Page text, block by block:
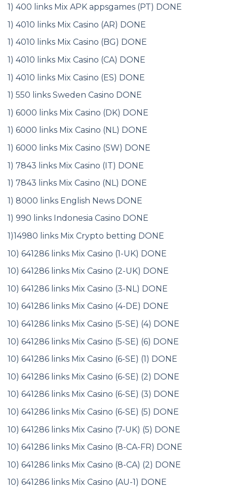
1) 400 links Mix APK appsgames (PT) DONE
1) 4010 links Mix Casino (AR) DONE
1) 4010 links Mix Casino (BG) DONE
1) 4010 links Mix Casino (CA) DONE
1) 4010 links Mix Casino (ES) DONE
1) 550 links Sweden Casino DONE
1) 6000 links Mix Casino (DK) DONE
1) 6000 links Mix Casino (NL) DONE
1) 6000 links Mix Casino (SW) DONE
1) 7843 links Mix Casino (IT) DONE
1) 7843 links Mix Casino (NL) DONE
1) 8000 links English News DONE
1) 990 links Indonesia Casino DONE
1)14980 links Mix Crypto betting DONE
10) 641286 links Mix Casino (1-UK) DONE
10) 641286 links Mix Casino (2-UK) DONE
10) 641286 links Mix Casino (3-NL) DONE
10) 641286 links Mix Casino (4-DE) DONE
10) 641286 links Mix Casino (5-SE) (4) DONE
10) 641286 links Mix Casino (5-SE) (6) DONE
10) 641286 links Mix Casino (6-SE) (1) DONE
10) 641286 links Mix Casino (6-SE) (2) DONE
10) 641286 links Mix Casino (6-SE) (3) DONE
10) 641286 links Mix Casino (6-SE) (5) DONE
10) 641286 links Mix Casino (7-UK) (5) DONE
10) 641286 links Mix Casino (8-CA-FR) DONE
10) 641286 links Mix Casino (8-CA) (2) DONE
10) 641286 links Mix Casino (AU-1) DONE